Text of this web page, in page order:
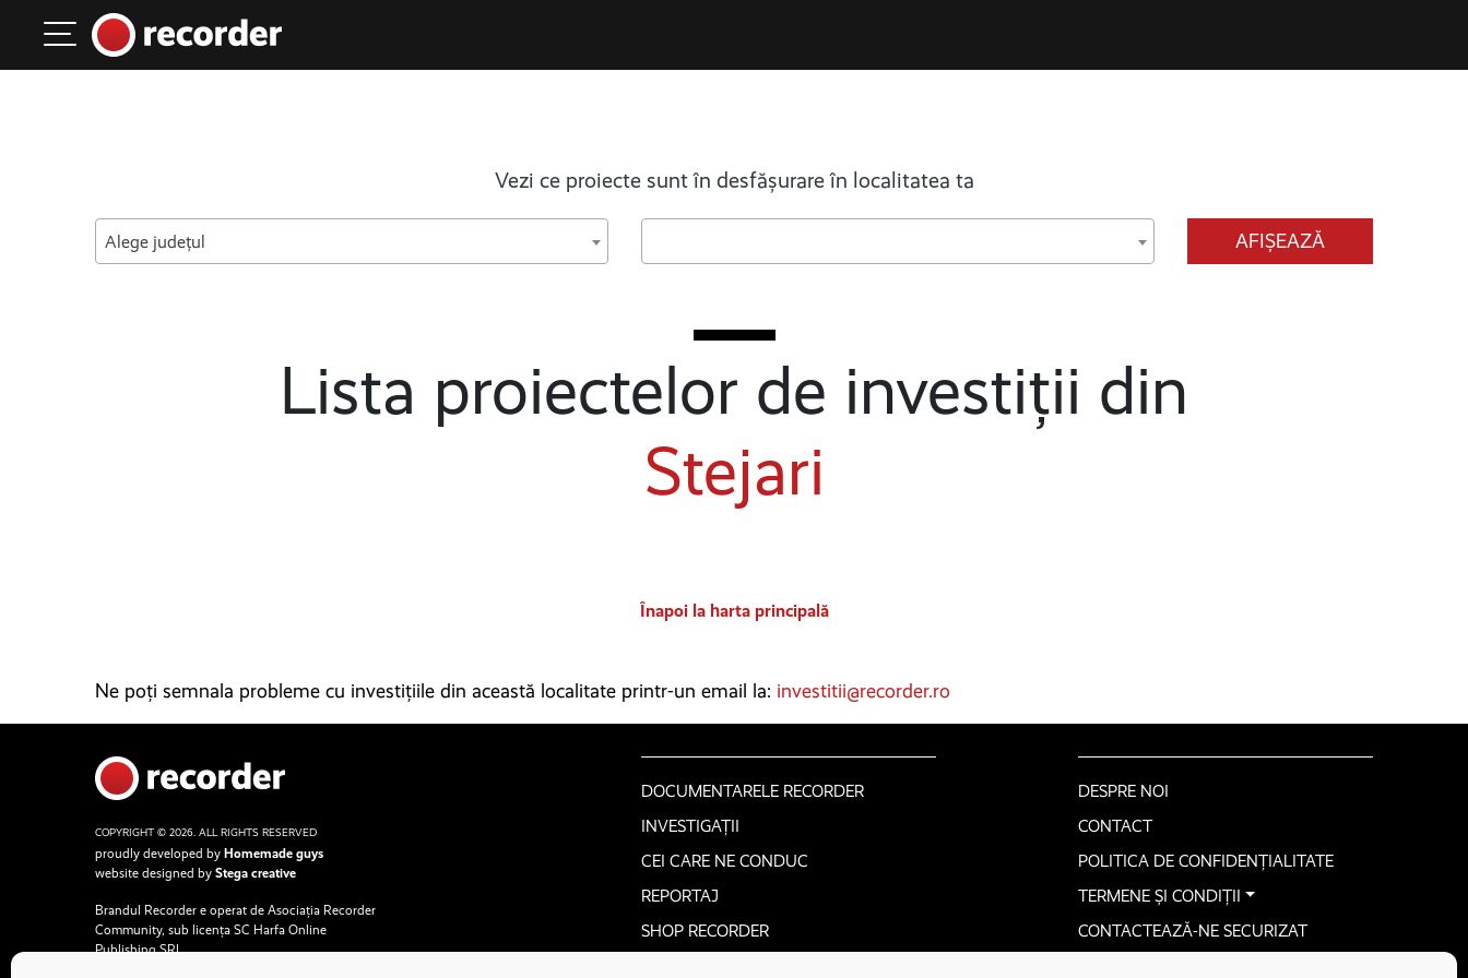
Main Navigation
Vezi ce proiecte sunt în desfășurare în localitatea ta
Alege județul AFIȘEAZĂ
Lista proiectelor de investiții din
Stejari
Înapoi la harta principală
Ne poți semnala probleme cu investițiile din această localitate printr-un email la: investitii@recorder.ro
COPYRIGHT © 2026. ALL RIGHTS RESERVED
proudly developed by Homemade guys
website designed by Stega creative
Brandul Recorder e operat de Asociația Recorder
Community, sub licența SC Harfa Online
Publishing SRL.
DOCUMENTARELE RECORDER
INVESTIGAȚII
CEI CARE NE CONDUC
REPORTAJ
SHOP RECORDER
DESPRE NOI
CONTACT
POLITICA DE CONFIDENȚIALITATE
TERMENE ȘI CONDIȚII
CONTACTEAZĂ-NE SECURIZAT